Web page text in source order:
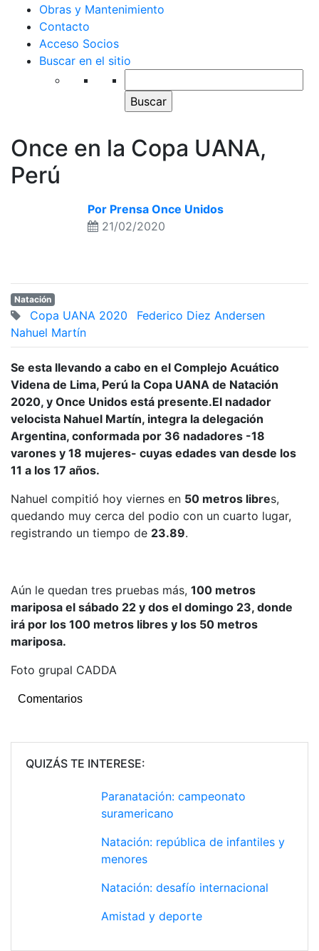
Obras y Mantenimiento
Contacto
Acceso Socios
Buscar en el sitio
Once en la Copa UANA,
Perú
Por Prensa Once Unidos
21/02/2020
Natación
Copa UANA 2020
Federico Diez Andersen
Nahuel Martín
Se esta llevando a cabo en el Complejo Acuático
Videna de Lima, Perú la Copa UANA de Natación
2020, y Once Unidos está presente.El nadador
velocista Nahuel Martín, integra la delegación
Argentina, conformada por 36 nadadores -18
varones y 18 mujeres- cuyas edades van desde los
11 a los 17 años.
Nahuel compitió hoy viernes en 50 metros libres,
quedando muy cerca del podio con un cuarto lugar,
registrando un tiempo de 23.89.
Aún le quedan tres pruebas más, 100 metros
mariposa el sábado 22 y dos el domingo 23, donde
irá por los 100 metros libres y los 50 metros
mariposa.
Foto grupal CADDA
Comentarios
QUIZÁS TE INTERESE:
Paranatación: campeonato
suramericano
Natación: república de infantiles y
menores
Natación: desafío internacional
Amistad y deporte